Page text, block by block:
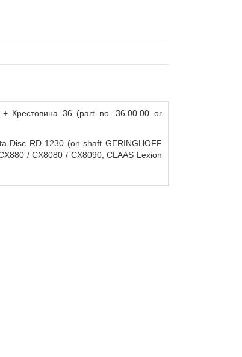
+ Крестовина 36 (part no. 36.00.00 or
Disc RD 1230 (on shaft GERINGHOFF
/ CX8080 / CX8090, CLAAS Lexion